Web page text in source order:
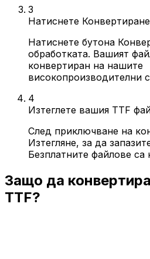
3
Натиснете Конвертиране
Натиснете бутона
обработката. Вашият
конвертиран на нашите
високопроизводителни
4
Изтеглете вашия TTF
След приключване на
Изтегляне, за да
Безплатните файлове са
Защо да
TTF?